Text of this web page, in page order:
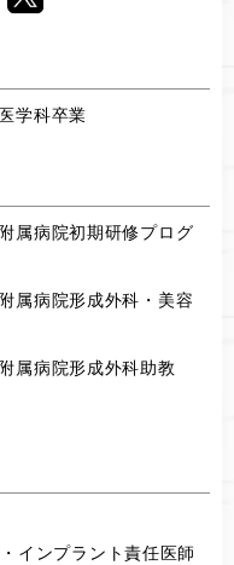
学科卒業
属病院初期研修プログ
属病院形成外科・美容
属病院形成外科助教
インプラント責任医師